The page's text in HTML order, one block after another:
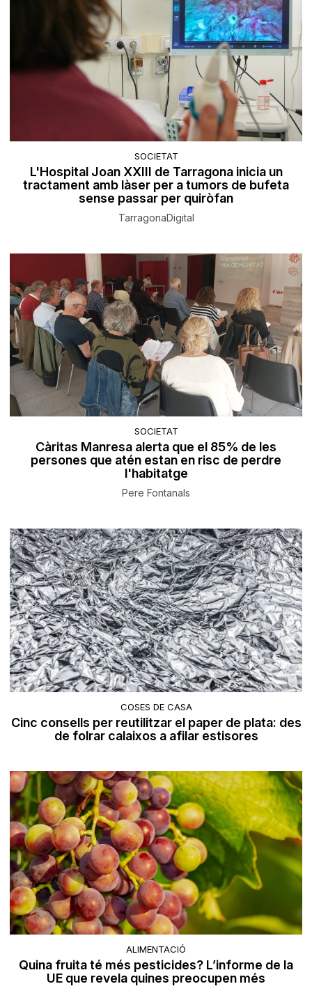
SOCIETAT
L'Hospital Joan XXIII de Tarragona inicia un
tractament amb làser per a tumors de bufeta
sense passar per quiròfan
TarragonaDigital
SOCIETAT
Càritas Manresa alerta que el 85% de les
persones que atén estan en risc de perdre
l'habitatge
Pere Fontanals
COSES DE CASA
Cinc consells per reutilitzar el paper de plata: des
de folrar calaixos a afilar estisores
ALIMENTACIÓ
Quina fruita té més pesticides? L’informe de la
UE que revela quines preocupen més